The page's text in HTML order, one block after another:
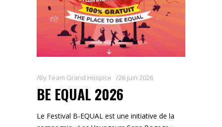
ByTeam Grand Hospice 26 juin 2026
BE EQUAL 2026
Le Festival B-EQUAL est une initiative de la